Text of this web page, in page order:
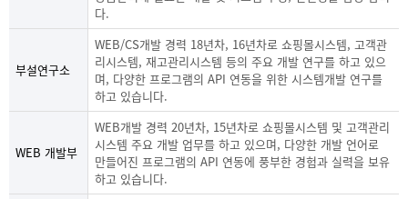
다.
부설연구소
WEB/CS개발 경력 18년차, 16년차로 쇼핑몰시스템, 고객관
리시스템, 재고관리시스템 등의 주요 개발 연구를 하고 있으
며, 다양한 프로그램의 API 연동을 위한 시스템개발 연구를
하고 있습니다.
WEB 개발부
WEB개발 경력 20년차, 15년차로 쇼핑몰시스템 및 고객관리
시스템 주요 개발 업무를 하고 있으며, 다양한 개발 언어로
만들어진 프로그램의 API 연동에 풍부한 경험과 실력을 보유
하고 있습니다.